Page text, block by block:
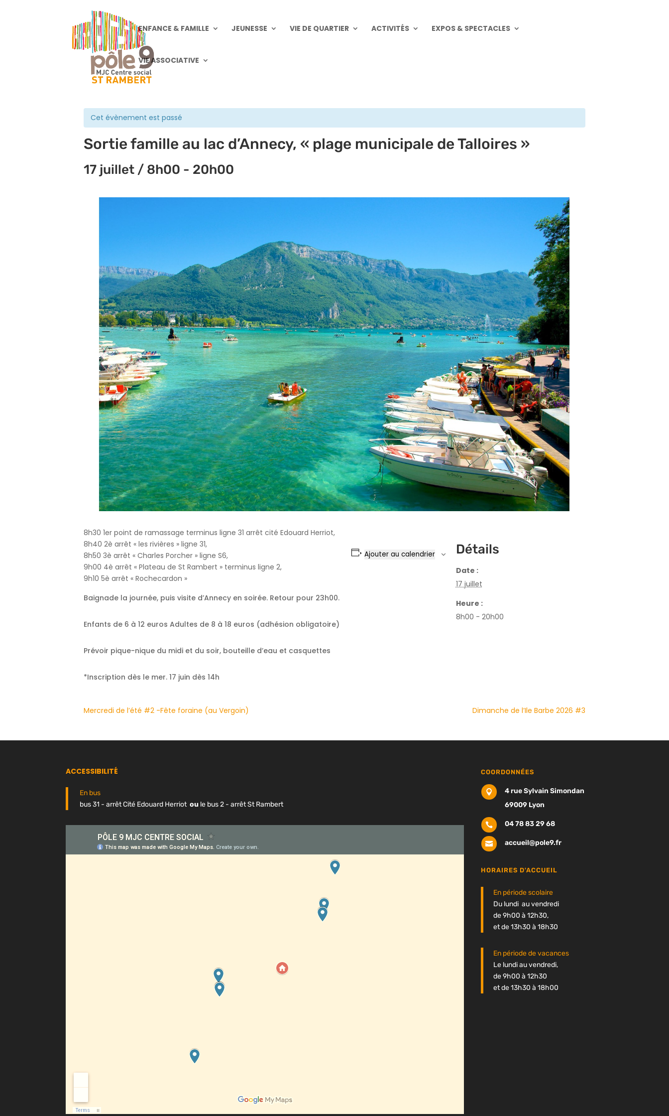
ENFANCE & FAMILLE JEUNESSE VIE DE QUARTIER ACTIVITÉS EXPOS & SPECTACLES
VIE ASSOCIATIVE
« Tous les Évènements
Cet évènement est passé
Sortie famille au lac d’Annecy, « plage municipale de Talloires »
17 juillet / 8h00 - 20h00
8h30 1er point de ramassage terminus ligne 31 arrêt cité Edouard Herriot,
8h40 2è arrêt « les rivières » ligne 31,
8h50 3è arrêt « Charles Porcher » ligne S6,
9h00 4è arrêt « Plateau de St Rambert » terminus ligne 2,
9h10 5è arrêt « Rochecardon »
Baignade la journée, puis visite d’Annecy en soirée. Retour pour 23h00.
Enfants de 6 à 12 euros Adultes de 8 à 18 euros (adhésion obligatoire)
Prévoir pique-nique du midi et du soir, bouteille d’eau et casquettes
*Inscription dès le mer. 17 juin dès 14h
Ajouter au calendrier Détails
Date :
17 juillet
Heure :
8h00 - 20h00
Mercredi de l’été #2 -Fête foraine (au Vergoin) Dimanche de l’Ile Barbe 2026 #3
ACCESSIBILITÉ
En bus
bus 31 - arrêt Cité Edouard Herriot ou le bus 2 - arrêt St Rambert
COORDONNÉES

4 rue Sylvain Simondan
69009 Lyon
 04 78 83 29 68
 accueil@pole9.fr
HORAIRES D'ACCUEIL
En période scolaire
Du lundi au vendredi
de 9h00 à 12h30,
et de 13h30 à 18h30
En période de vacances
Le lundi au vendredi,
de 9h00 à 12h30
et de 13h30 à 18h00